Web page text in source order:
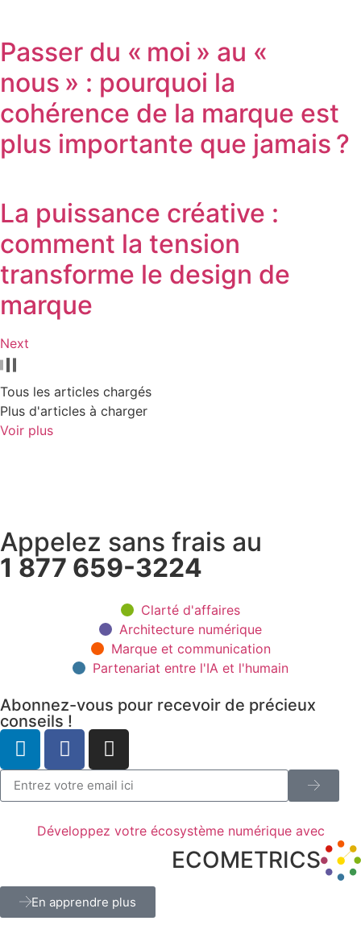
Passer du « moi » au «
nous » : pourquoi la
cohérence de la marque est
plus importante que jamais ?
La puissance créative :
comment la tension
transforme le design de
marque
Next
Tous les articles chargés
Plus d'articles à charger
Voir plus
Appelez sans frais au
1 877 659-3224
Clarté d'affaires
Architecture numérique
Marque et communication
Partenariat entre l'IA et l'humain
Abonnez-vous pour recevoir de précieux
conseils !
Développez votre écosystème numérique avec
ECOMETRICS
En apprendre plus